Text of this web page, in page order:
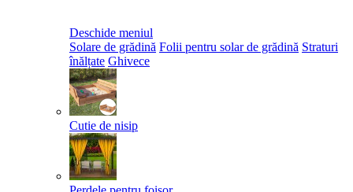
Deschide meniul
Solare de grădină Folii pentru solar de grădină Straturi
înălțate Ghivece
Cutie de nisip